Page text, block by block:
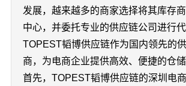
发展，越来越多的商家选择将其库存
中心，并委托专业的供应链公司进行代
TOPEST韬博供应链作为国内领先的
商，为电商企业提供高效、便捷的仓储
首先，TOPEST韬博供应链的深圳电